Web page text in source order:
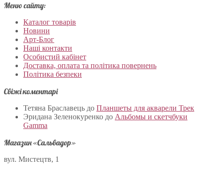
Меню сайту:
Каталог товарів
Новини
Арт-Блог
Наші контакти
Особистий кабінет
Доставка, оплата та політика повернень
Політика безпеки
Свіжі коментарі
Тетяна Браславець до Планшеты для акварели Трек
Эридана Зеленокуренко до Альбомы и скетчбуки
Gamma
Магазин «Сальвадор»
вул. Мистецтв, 1